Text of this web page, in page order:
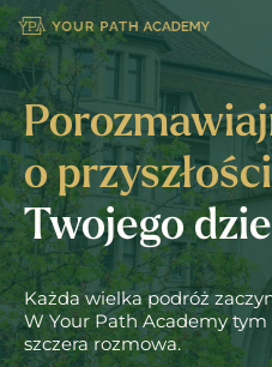
Przejdź
do
treści
o przyszłości
Twojego
Każda wielka podróż
W Your Path Academy tym
szczera rozmowa.